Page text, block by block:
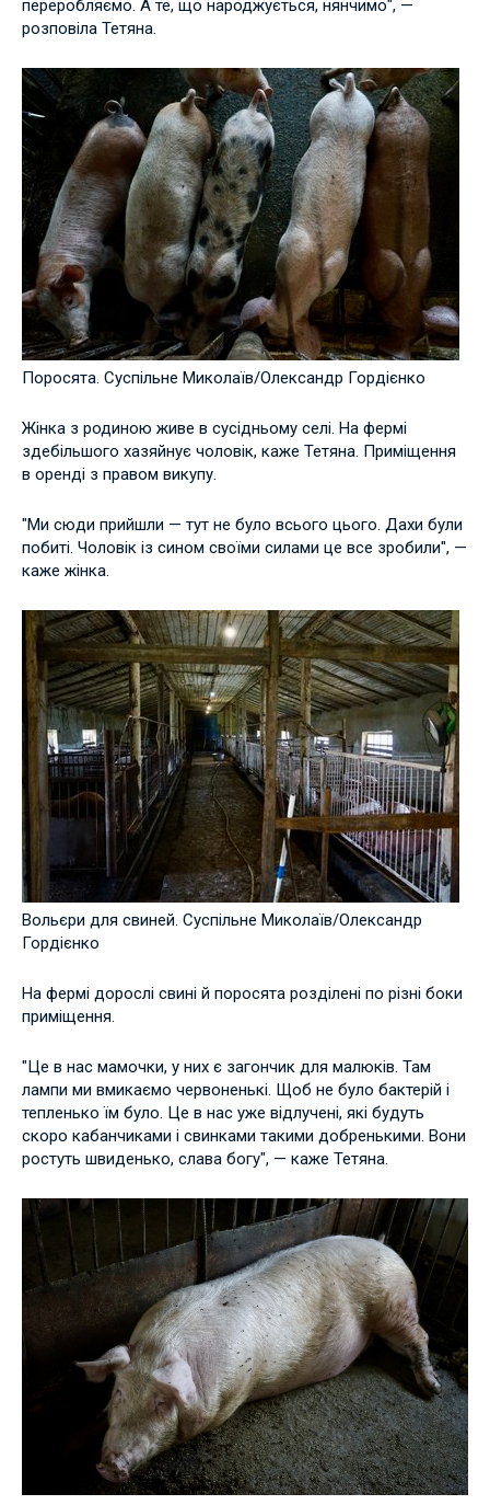
переробляємо. А те, що народжується, нянчимо", —
розповіла Тетяна.
Поросята. Суспільне Миколаїв/Олександр Гордієнко
Жінка з родиною живе в сусідньому селі. На фермі
здебільшого хазяйнує чоловік, каже Тетяна. Приміщення
в оренді з правом викупу.
"Ми сюди прийшли — тут не було всього цього. Дахи були
побиті. Чоловік із сином своїми силами це все зробили", —
каже жінка.
Вольєри для свиней. Суспільне Миколаїв/Олександр
Гордієнко
На фермі дорослі свині й поросята розділені по різні боки
приміщення.
"Це в нас мамочки, у них є загончик для малюків. Там
лампи ми вмикаємо червоненькі. Щоб не було бактерій і
тепленько їм було. Це в нас уже відлучені, які будуть
скоро кабанчиками і свинками такими добренькими. Вони
ростуть швиденько, слава богу", — каже Тетяна.